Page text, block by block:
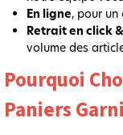
En ligne, pour
Retrait en click
volume des
Pourquoi
Paniers